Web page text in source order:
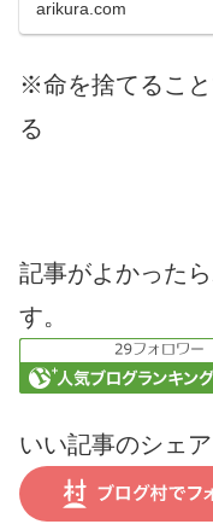
か
arikura.com
※命を捨てるこ
る
記事がよかった
す。
いい記事のシェ